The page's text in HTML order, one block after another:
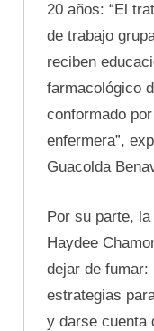
20 años: “El
de trabajo
reciben
farmacológico
conformado
enfermera”,
Guacolda
Por su parte,
Haydee
dejar de fumar:
estrategias
y darse cuenta